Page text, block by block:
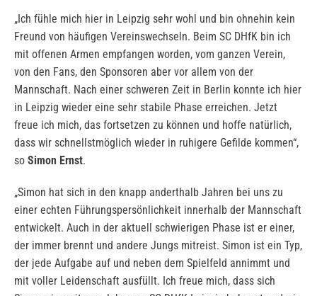
„Ich fühle mich hier in Leipzig sehr wohl und bin ohnehin kein
Freund von häufigen Vereinswechseln. Beim SC DHfK bin ich
mit offenen Armen empfangen worden, vom ganzen Verein,
von den Fans, den Sponsoren aber vor allem von der
Mannschaft. Nach einer schweren Zeit in Berlin konnte ich hier
in Leipzig wieder eine sehr stabile Phase erreichen. Jetzt
freue ich mich, das fortsetzen zu können und hoffe natürlich,
dass wir schnellstmöglich wieder in ruhigere Gefilde kommen“,
so Simon Ernst.
„Simon hat sich in den knapp anderthalb Jahren bei uns zu
einer echten Führungspersönlichkeit innerhalb der Mannschaft
entwickelt. Auch in der aktuell schwierigen Phase ist er einer,
der immer brennt und andere Jungs mitreist. Simon ist ein Typ,
der jede Aufgabe auf und neben dem Spielfeld annimmt und
mit voller Leidenschaft ausfüllt. Ich freue mich, dass sich